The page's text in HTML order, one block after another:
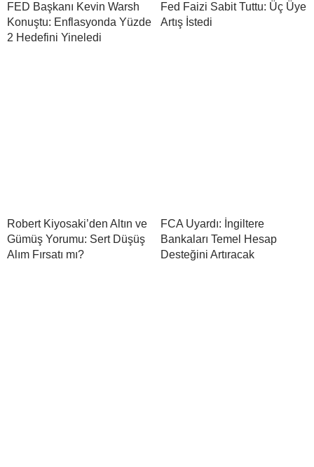
FED Başkanı Kevin Warsh
Konuştu: Enflasyonda Yüzde
2 Hedefini Yineledi
Fed Faizi Sabit Tuttu: Üç Üye
Artış İstedi
Robert Kiyosaki’den Altın ve
Gümüş Yorumu: Sert Düşüş
Alım Fırsatı mı?
FCA Uyardı: İngiltere
Bankaları Temel Hesap
Desteğini Artıracak